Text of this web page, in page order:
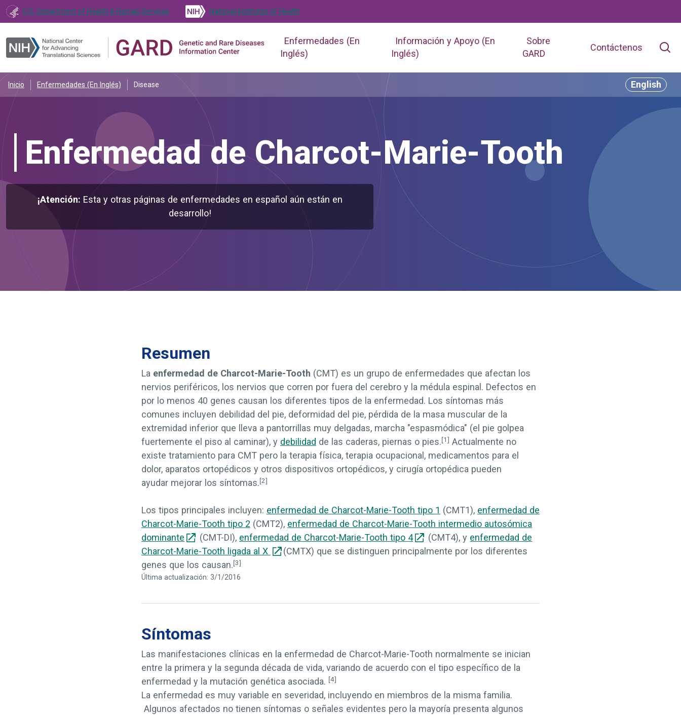
U.S. Department of Health & Human Services National Institutes of Health
Enfermedades (En
Inglés)
Información y Apoyo (En
Inglés)
Sobre
GARD
Contáctenos
Inicio Enfermedades (En Inglés) Disease English
Enfermedad de Charcot-Marie-Tooth
¡Atención: Esta y otras páginas de enfermedades en español aún están en
desarrollo!
Resumen
La enfermedad de Charcot-Marie-Tooth (CMT) es un grupo de enfermedades que afectan los
nervios periféricos, los nervios que corren por fuera del cerebro y la médula espinal. Defectos en
por lo menos 40 genes causan los diferentes tipos de la enfermedad. Los síntomas más
comunes incluyen debilidad del pie, deformidad del pie, pérdida de la masa muscular de la
extremidad inferior que lleva a pantorrillas muy delgadas, marcha "espasmódica" (el pie golpea
fuertemente el piso al caminar), y debilidad de las caderas, piernas o pies.[1] Actualmente no
existe tratamiento para CMT pero la terapia física, terapia ocupacional, medicamentos para el
dolor, aparatos ortopédicos y otros dispositivos ortopédicos, y cirugía ortopédica pueden
ayudar mejorar los síntomas.[2]
Los tipos principales incluyen: enfermedad de Charcot-Marie-Tooth tipo 1 (CMT1), enfermedad de
Charcot-Marie-Tooth tipo 2 (CMT2), enfermedad de Charcot-Marie-Tooth intermedio autosómica
dominante
(CMT-DI), enfermedad de Charcot-Marie-Tooth tipo 4 (CMT4), y enfermedad de
Charcot-Marie-Tooth ligada al X
(CMTX) que se distinguen principalmente por los diferentes
genes que los causan.[3]
Última actualización: 3/1/2016
Síntomas
Las manifestaciones clínicas en la enfermedad de Charcot-Marie-Tooth normalmente se inician
entre la primera y la segunda década de vida, variando de acuerdo con el tipo específico de la
enfermedad y la mutación genética asociada. [4]
La enfermedad es muy variable en severidad, incluyendo en miembros de la misma familia.
Algunos afectados no tienen síntomas o señales evidentes pero la mayoría presenta algunos